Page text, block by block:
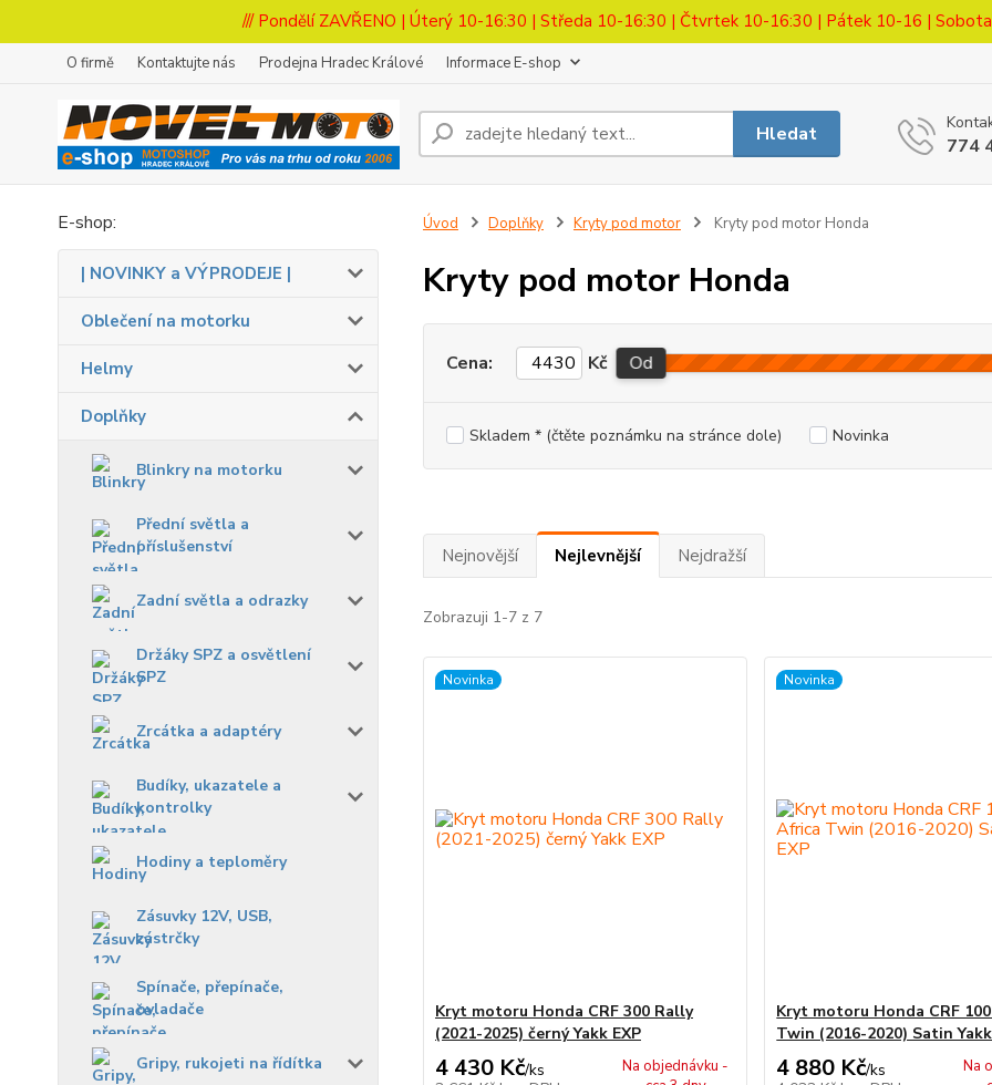
/// Pondělí ZAVŘENO | Úterý 10-16:30 | Středa 10-16:30 | Čtvrtek 10-16:30 | Pátek 10-16 |
O firmě Kontaktujte nás Prodejna Hradec Králové Informace E-shop
Hledat
774
E-shop:
| NOVINKY a VÝPRODEJE |
Oblečení na motorku
Helmy
Doplňky
Blinkry na motorku
Přední světla a
příslušenství
Zadní světla a odrazky
Držáky SPZ a osvětlení
SPZ
Zrcátka a adaptéry
Budíky, ukazatele a
kontrolky
Hodiny a teploměry
Zásuvky 12V, USB,
zástrčky
Spínače, přepínače,
ovladače
Gripy, rukojeti na řídítka
Úvod Doplňky Kryty pod motor Kryty pod motor Honda
Kryty pod motor Honda
Cena: Kč Od
Skladem * (čtěte poznámku na stránce dole) Novinka
Nejnovější Nejlevnější Nejdražší
Zobrazuji 1-7 z 7
Novinka
Kryt motoru Honda CRF 300 Rally
(2021-2025) černý Yakk EXP
4 430 Kč/ks
Na objednávku -
Novinka
Kryt motoru Honda CRF
Twin (2016-2020) Satin Yakk
4 880 Kč/ks
Na